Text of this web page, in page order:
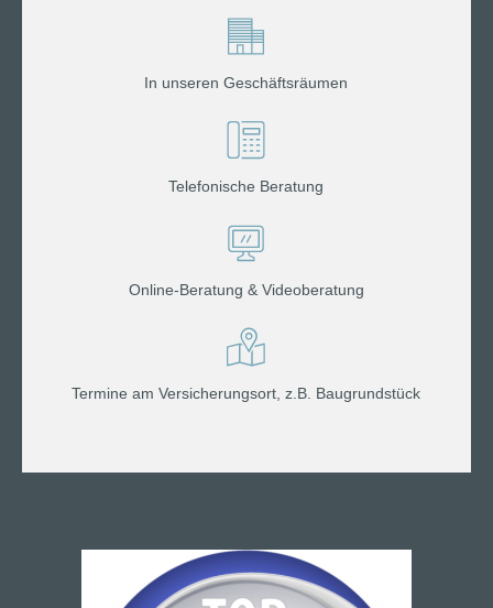
In unseren Geschäftsräumen
Telefonische Beratung
Online-Beratung & Videoberatung
Termine am Versicherungsort, z.B. Baugrundstück